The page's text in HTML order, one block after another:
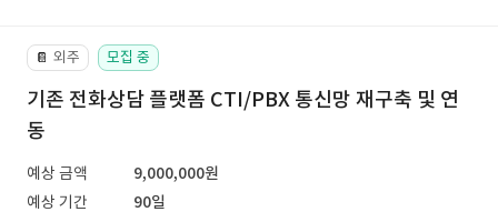
📔 외주 모집 중
기존 전화상담 플랫폼 CTI/PBX 통신망 재구축 및 연
동
예상 금액
9,000,000원
예상 기간
90일